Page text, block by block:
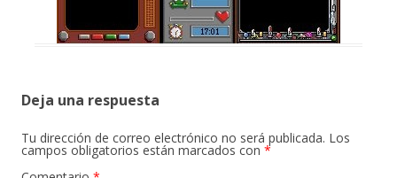
Deja una respuesta
Tu dirección de correo electrónico no será publicada. Los
campos obligatorios están marcados con *